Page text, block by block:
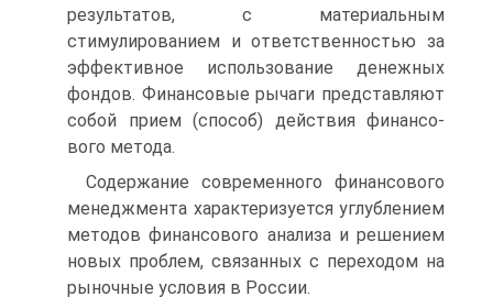
результатов, с материальным
стимулированием и ответственностью за
эффективное использование денежных
фондов. Финансовые рычаги представляют
собой прием (способ) действия финансо­
вого метода.
Содержание современного финансового
менеджмента характеризуется углублением
методов финансового анализа и решением
новых проблем, связанных с переходом на
рыночные условия в России.